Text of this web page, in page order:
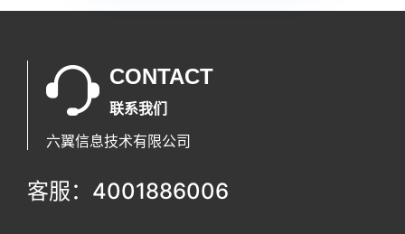
CONTACT
联系我们
六翼信息技术有限公司
客服：4001886006